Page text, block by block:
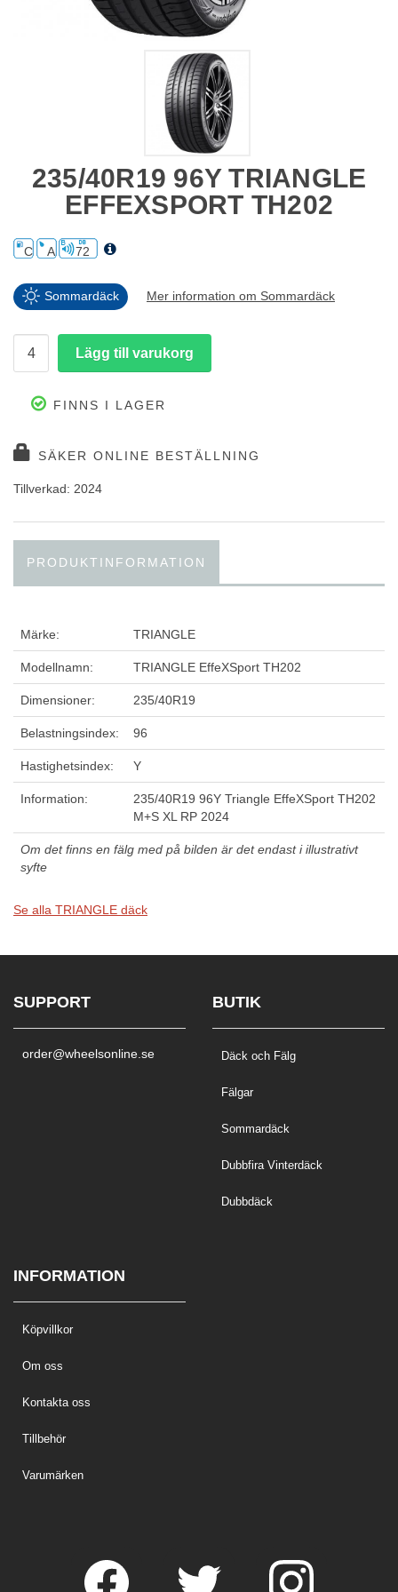
235/40R19 96Y TRIANGLE
EFFEXSPORT TH202
C A 72
Sommardäck Mer information om Sommardäck
FINNS I LAGER
SÄKER ONLINE BESTÄLLNING
Tillverkad: 2024
PRODUKTINFORMATION
Märke: TRIANGLE
Modellnamn: TRIANGLE EffeXSport TH202
Dimensioner: 235/40R19
Belastningsindex: 96
Hastighetsindex: Y
Information:
235/40R19 96Y Triangle EffeXSport TH202
M+S XL RP 2024
Om det finns en fälg med på bilden är det endast i illustrativt
syfte
Se alla TRIANGLE däck
SUPPORT
order@wheelsonline.se
BUTIK
Däck och Fälg
Fälgar
Sommardäck
Dubbfira Vinterdäck
Dubbdäck
INFORMATION
Köpvillkor
Om oss
Kontakta oss
Tillbehör
Varumärken